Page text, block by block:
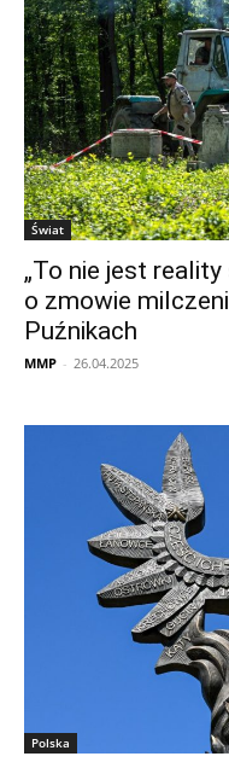
Świat
„To nie jest
o zmowie
Puźnikach
MMP - 26.04.2025
Polska